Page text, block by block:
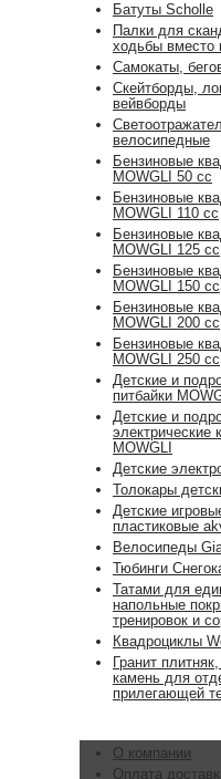
Батуты Scholle
Палки для
ходьбы вместо
Самокаты,
Скейтборды,
вейвборды
велосипедные
Бензиновые
MOWGLI 50 cc
Бензиновые
MOWGLI 110 cc
Бензиновые
MOWGLI 125 cc
Бензиновые
MOWGLI 150 cc
Бензиновые
MOWGLI 200 cc
Бензиновые
MOWGLI 250 cc
Детские и
питбайки
Детские и
электрические
MOWGLI
Детские
Толокары
Детские
пластиковые
Велосипеды
Тюбинги
Татами для
напольные
тренировок и
Квадроциклы
Гранит
камень для
прилегающей
О компании
Оплата